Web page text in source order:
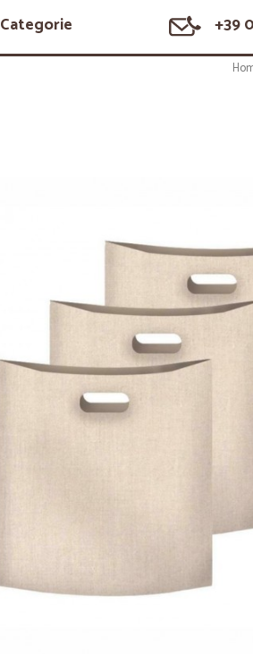
Categorie +39